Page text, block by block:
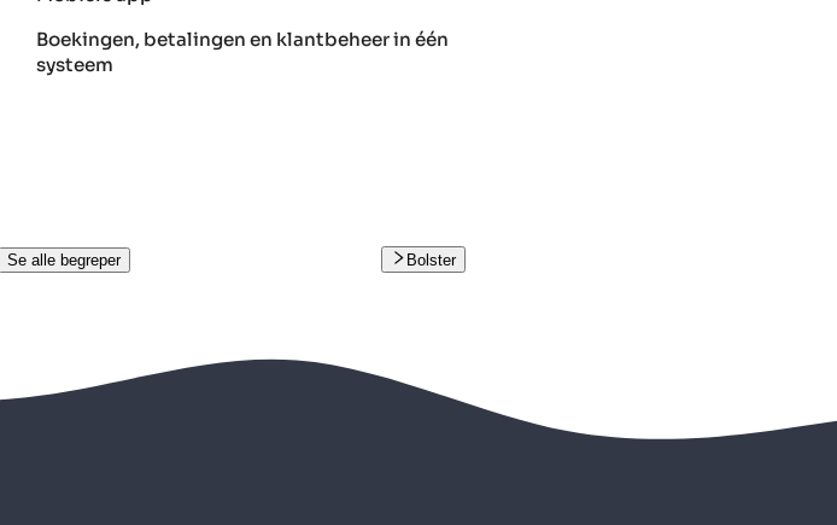
Boekingen, betalingen en klantbeheer in één
systeem
Se alle begreper Bolster